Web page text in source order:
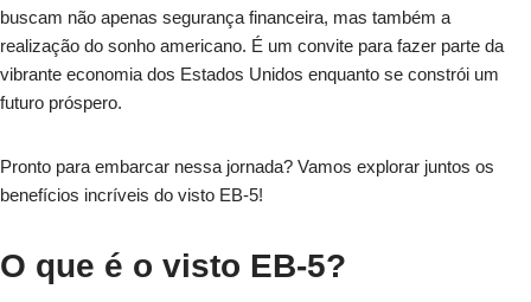
buscam não apenas segurança financeira, mas também a
realização do sonho americano. É um convite para fazer parte da
vibrante economia dos Estados Unidos enquanto se constrói um
futuro próspero.
Pronto para embarcar nessa jornada? Vamos explorar juntos os
benefícios incríveis do visto EB-5!
O que é o visto EB-5?